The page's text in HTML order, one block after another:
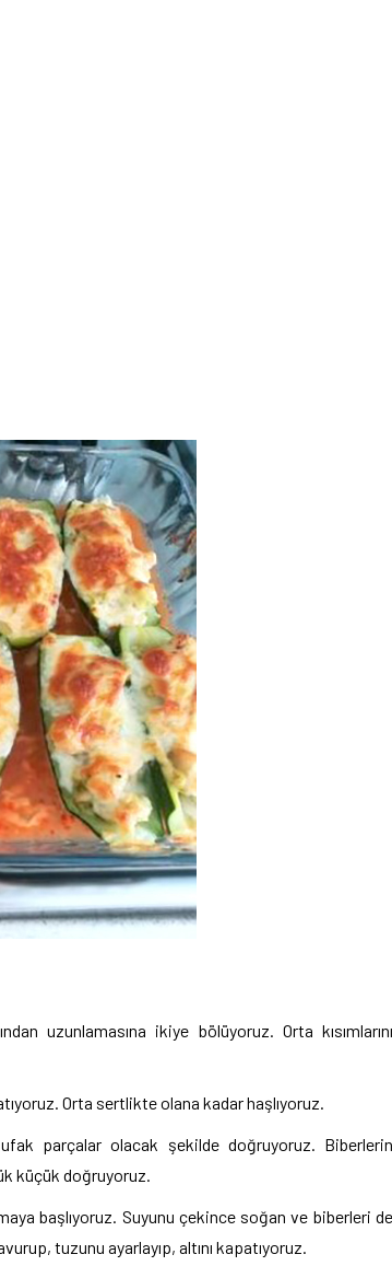
uzunlamasına ikiye bölüyoruz. Orta kısımlarını
Orta sertlikte olana kadar haşlıyoruz.
parçalar olacak şekilde doğruyoruz. Biberlerin
küçük doğruyoruz.
başlıyoruz. Suyunu çekince soğan ve biberleri de
tuzunu ayarlayıp, altını kapatıyoruz.